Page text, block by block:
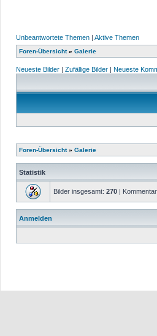
Unbeantwortete Themen | Aktive Themen
Foren-Übersicht» Galerie
Neueste Bilder | Zufällige Bilder | Neueste
Foren-Übersicht» Galerie
Statistik
Bilder insgesamt: 270 |
Anmelden